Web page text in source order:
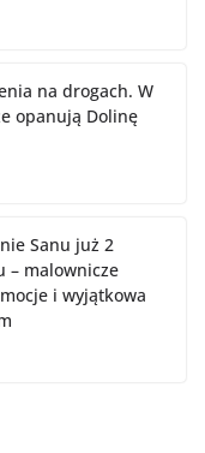
na drogach. W
opanują Dolinę
Sanu już 2
– malownicze
i wyjątkowa